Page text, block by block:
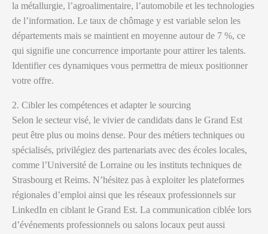
la métallurgie, l’agroalimentaire, l’automobile et les technologies
de l’information. Le taux de chômage y est variable selon les
départements mais se maintient en moyenne autour de 7 %, ce
qui signifie une concurrence importante pour attirer les talents.
Identifier ces dynamiques vous permettra de mieux positionner
votre offre.
2. Cibler les compétences et adapter le sourcing
Selon le secteur visé, le vivier de candidats dans le Grand Est
peut être plus ou moins dense. Pour des métiers techniques ou
spécialisés, privilégiez des partenariats avec des écoles locales,
comme l’Université de Lorraine ou les instituts techniques de
Strasbourg et Reims. N’hésitez pas à exploiter les plateformes
régionales d’emploi ainsi que les réseaux professionnels sur
LinkedIn en ciblant le Grand Est. La communication ciblée lors
d’événements professionnels ou salons locaux peut aussi